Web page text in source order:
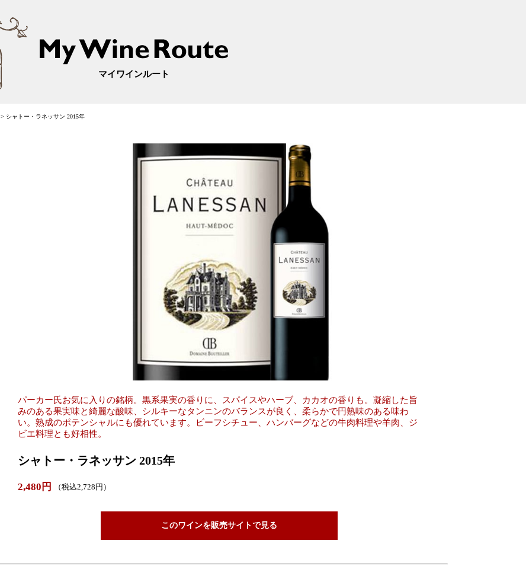
マイワインルート
> シャトー・ラネッサン 2015年
パーカー氏お気に入りの銘柄。黒系果実の香りに、スパイスやハーブ、カカオの香りも。凝縮した旨
みのある果実味と綺麗な酸味、シルキーなタンニンのバランスが良く、柔らかで円熟味のある味わ
い。熟成のポテンシャルにも優れています。ビーフシチュー、ハンバーグなどの牛肉料理や羊肉、ジ
ビエ料理とも好相性。
シャトー・ラネッサン 2015年
2,480円 （税込2,728円）
このワインを販売サイトで見る